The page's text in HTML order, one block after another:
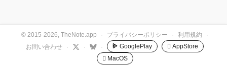
© 2015-2026, TheNote.app · プライバシーポリシー · 利用規約
·
お問い合わせ
· · · GooglePlay
 AppStore
 MacOS